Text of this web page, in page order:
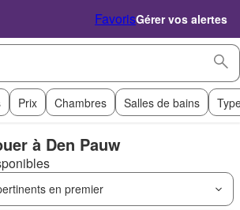
FavorisGérer vos alertes
Prix Chambres Salles de bains
à Den Pauw
en premier